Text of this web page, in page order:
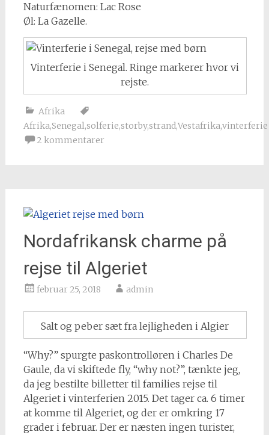
Naturfænomen: Lac Rose
Øl: La Gazelle.
Vinterferie i Senegal. Ringe markerer hvor vi
rejste.
Afrika
Afrika,Senegal,solferie,storby,strand,Vestafrika,vinterferie
2 kommentarer
Nordafrikansk charme på
rejse til Algeriet
februar 25, 2018 admin
Salt og peber sæt fra lejligheden i Algier
“Why?” spurgte paskontrolløren i Charles De
Gaule, da vi skiftede fly, “why not?”, tænkte jeg,
da jeg bestilte billetter til families rejse til
Algeriet i vinterferien 2015. Det tager ca. 6 timer
at komme til Algeriet, og der er omkring 17
grader i februar. Der er næsten ingen turister,